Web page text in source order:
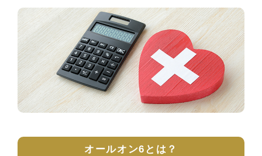
オールオン6とは？